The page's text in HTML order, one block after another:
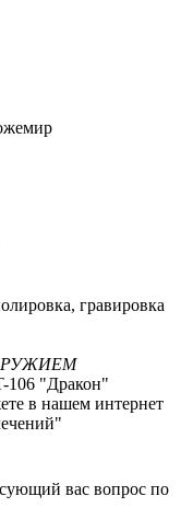
гравировка
106 "Дракон"
в нашем интернет
вас вопрос по